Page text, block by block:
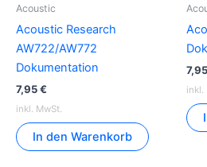
Acoustic
Acoustic Research
AW722/AW772
Dokumentation
7,95€
inkl. MwSt.
In den Warenkorb
7,95
inkl.